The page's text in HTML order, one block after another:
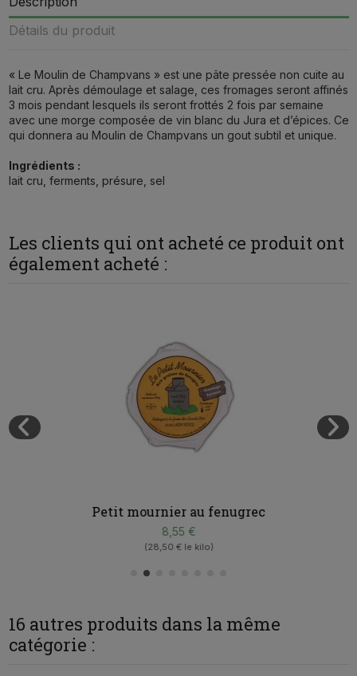
Détails du produit
« Le Moulin de Champvans » est une pâte pressée non cuite au
lait cru. Après démoulage et salage, ces fromages seront affinés
3 mois pendant lesquels ils seront frottés 2 fois par semaine
avec une morge composée de vin blanc du Jura et d’épices. Ce
qui donnera au Moulin de Champvans un gout subtil et unique.
Ingrédients :
lait cru, ferments, présure, sel
Les clients qui ont acheté ce produit ont
également acheté :
Petit mournier au fenugrec
8,55 €
(28,50 € le kilo)
16 autres produits dans la même
catégorie :